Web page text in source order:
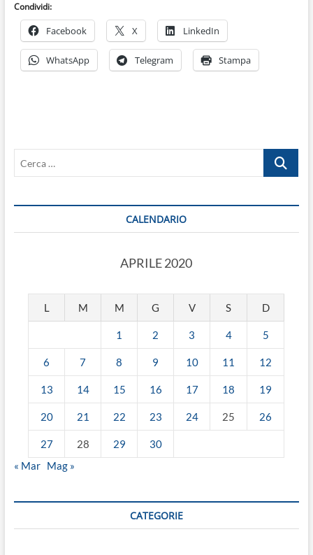
Condividi:
Facebook X LinkedIn
WhatsApp Telegram Stampa
Cerca
CALENDARIO
APRILE 2020
L M M G V S D
1 2 3 4 5
6 7 8 9 10 11 12
13 14 15 16 17 18 19
20 21 22 23 24 25 26
27 28 29
30
« Mar Mag »
CATEGORIE